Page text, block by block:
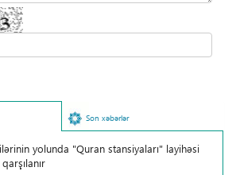
Son xəbərlər
yolunda "Quran stansiyaları" layihəsi